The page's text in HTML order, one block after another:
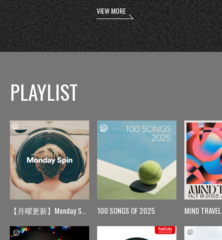
VIEW MORE
PLAYLIST
【月曜更新】Monday Spin 100 SONGS OF 2025 MIND TRAVEL